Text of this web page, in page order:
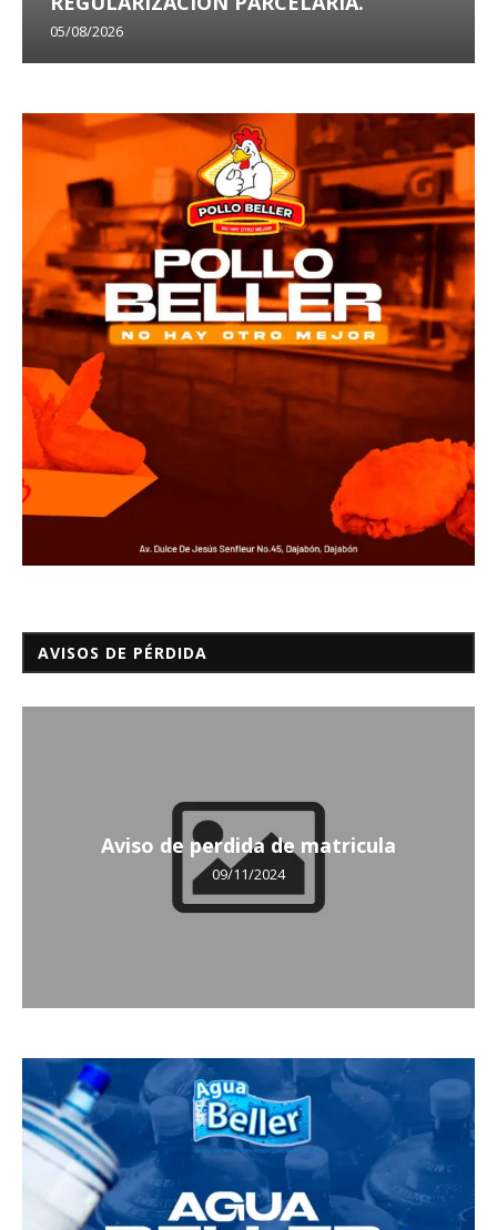
05/08/2026
AVISOS DE PÉRDIDA
Aviso de perdida de matricula
09/11/2024